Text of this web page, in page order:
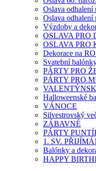
Oslava
Oslava
Výzdoby a
OSLAVA PRO
OSLAVA PRO
Dekorace na
Svatební
PÁRTY PRO
PÁRTY PRO
Halloweenské
VÁNOCE
Silvestrovský
ZÁBAVNÉ
PÁRTY
1. SV.
Balónky a
HAPPY